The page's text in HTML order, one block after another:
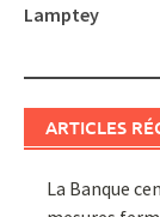
Lamptey
ARTICLES
La Banque